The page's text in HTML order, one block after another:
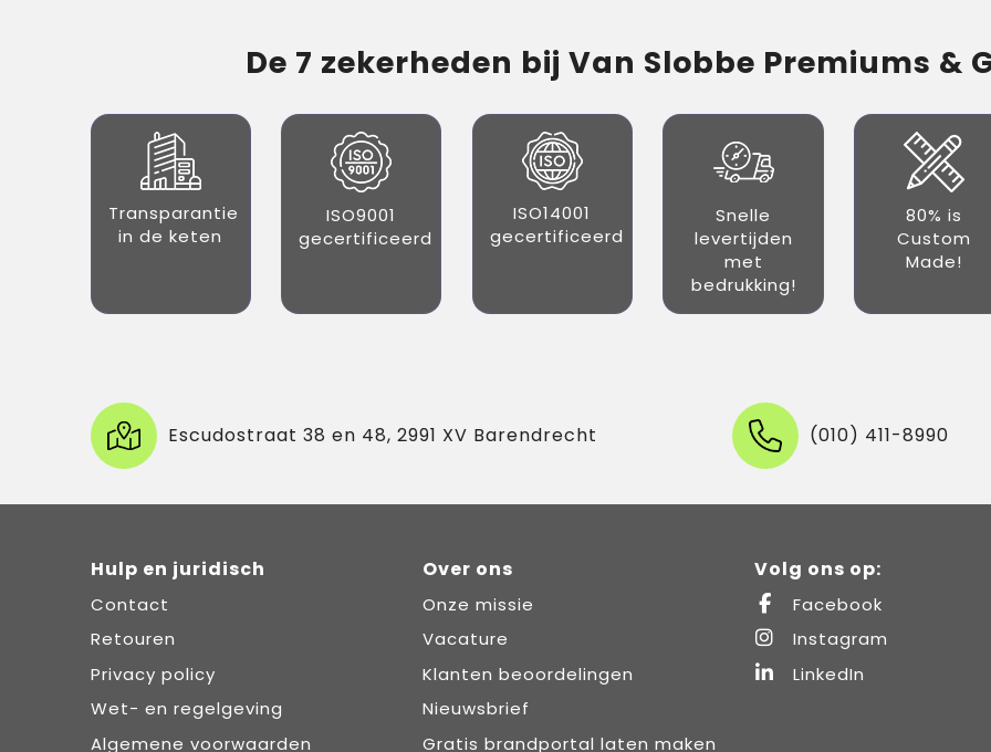
De 7 zekerheden bij Van Slobbe Premiums &
Transparantie
in de keten
ISO9001
gecertificeerd
ISO14001
gecertificeerd
Snelle
levertijden
met
bedrukking!
80% is
Custom
Made!
Escudostraat 38 en 48, 2991 XV Barendrecht (010) 411-8990
Hulp en juridisch
Contact
Retouren
Privacy policy
Wet- en regelgeving
Algemene voorwaarden
Over ons
Onze missie
Vacature
Klanten beoordelingen
Nieuwsbrief
Gratis brandportal laten maken
Volg ons op:
Facebook
Instagram
LinkedIn